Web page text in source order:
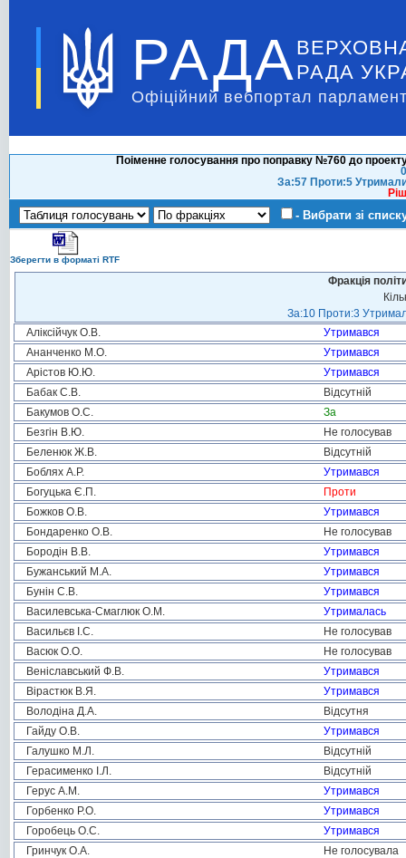
РАДА РАДА
Офіційний вебпортал
Поіменне голосування про поправку №760 до
За:57 Проти:5
- Вибрати зі
Зберегти в форматі RTF
Фракція
За:10 Проти:3
Аліксійчук О.В.
Утримався
Ананченко М.О.
Утримався
Арістов Ю.Ю.
Утримався
Бабак С.В.
Відсутній
Бакумов О.С.
За
Безгін В.Ю.
Не голосував
Беленюк Ж.В.
Відсутній
Боблях А.Р.
Утримався
Богуцька Є.П.
Проти
Божков О.В.
Утримався
Бондаренко О.В.
Не голосував
Бородін В.В.
Утримався
Бужанський М.А.
Утримався
Бунін С.В.
Утримався
Василевська-Смаглюк О.М.
Утрималась
Васильєв І.С.
Не голосував
Васюк О.О.
Не голосував
Веніславський Ф.В.
Утримався
Вірастюк В.Я.
Утримався
Володіна Д.А.
Відсутня
Гайду О.В.
Утримався
Галушко М.Л.
Відсутній
Герасименко І.Л.
Відсутній
Герус А.М.
Утримався
Горбенко Р.О.
Утримався
Горобець О.С.
Утримався
Гринчук О.А.
Не голосувала